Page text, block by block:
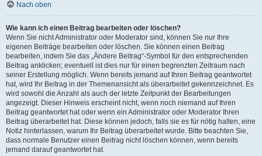
Nach oben
Wie kann ich einen Beitrag bearbeiten oder löschen?
Wenn Sie nicht Administrator oder Moderator sind, können Sie nur Ihre
eigenen Beiträge bearbeiten oder löschen. Sie können einen Beitrag
bearbeiten, indem Sie das „Ändere Beitrag“-Symbol für den entsprechenden
Beitrag anklicken; eventuell ist dies nur für einen begrenzten Zeitraum nach
seiner Erstellung möglich. Wenn bereits jemand auf Ihren Beitrag geantwortet
hat, wird Ihr Beitrag in der Themenansicht als überarbeitet gekennzeichnet. Es
wird sowohl die Anzahl als auch der letzte Zeitpunkt der Bearbeitungen
angezeigt. Dieser Hinweis erscheint nicht, wenn noch niemand auf Ihren
Beitrag geantwortet hat oder wenn ein Administrator oder Moderator Ihren
Beitrag überarbeitet hat. Diese können jedoch, falls sie es für nötig halten, eine
Notiz hinterlassen, warum Ihr Beitrag überarbeitet wurde. Bitte beachten Sie,
dass normale Benutzer einen Beitrag nicht löschen können, wenn bereits
jemand darauf geantwortet hat.